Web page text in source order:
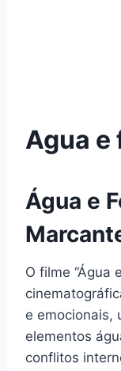
Agua e
Água e
O filme “Água
e emocionais,
elementos
conflitos